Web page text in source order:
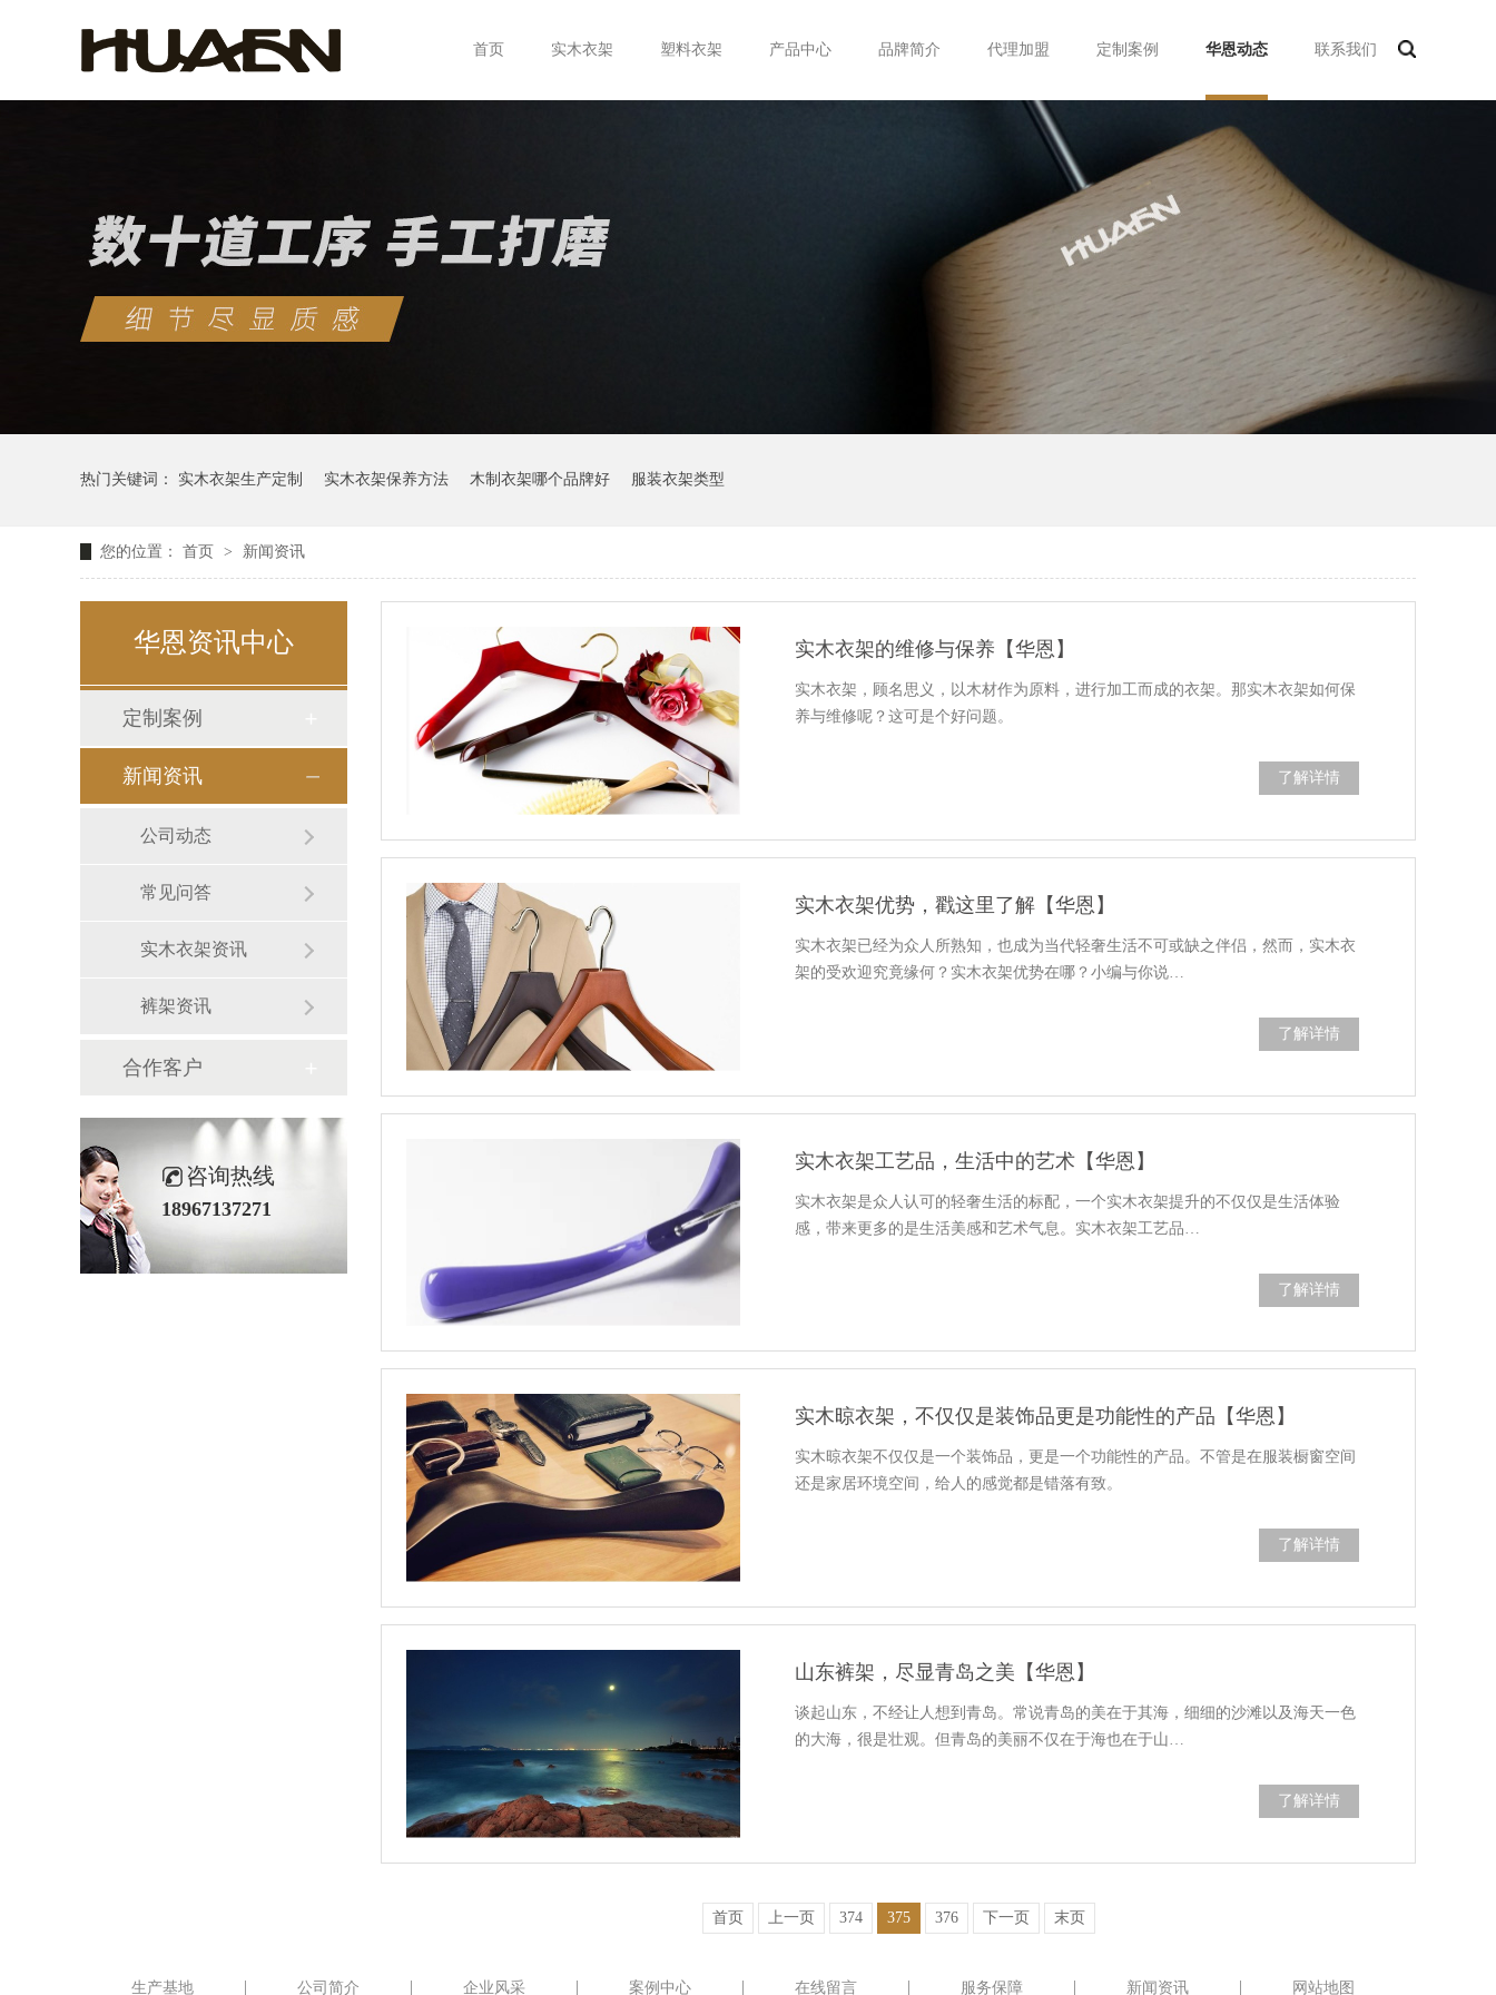
首页 实木衣架 塑料衣架 产品中心 品牌简介 代理加盟 定制案例 华恩动态 联系我们
热门关键词： 实木衣架生产定制 实木衣架保养方法 木制衣架哪个品牌好 服装衣架类型
您的位置： 首页 > 新闻资讯
华恩资讯中心
定制案例
新闻资讯
公司动态
常见问答
实木衣架资讯
裤架资讯
合作客户
咨询热线
18967137271
实木衣架的维修与保养【华恩】
实木衣架，顾名思义，以木材作为原料，进行加工而成的衣架。那实木衣架如何保
养与维修呢？这可是个好问题。
了解详情
实木衣架优势，戳这里了解【华恩】
实木衣架已经为众人所熟知，也成为当代轻奢生活不可或缺之伴侣，然而，实木衣
架的受欢迎究竟缘何？实木衣架优势在哪？小编与你说…
了解详情
实木衣架工艺品，生活中的艺术【华恩】
实木衣架是众人认可的轻奢生活的标配，一个实木衣架提升的不仅仅是生活体验
感，带来更多的是生活美感和艺术气息。实木衣架工艺品…
了解详情
实木晾衣架，不仅仅是装饰品更是功能性的产品【华恩】
实木晾衣架不仅仅是一个装饰品，更是一个功能性的产品。不管是在服装橱窗空间
还是家居环境空间，给人的感觉都是错落有致。
了解详情
山东裤架，尽显青岛之美【华恩】
谈起山东，不经让人想到青岛。常说青岛的美在于其海，细细的沙滩以及海天一色
的大海，很是壮观。但青岛的美丽不仅在于海也在于山…
了解详情
首页 上一页 374 375 376 下一页 末页
生产基地 公司简介 企业风采 案例中心 在线留言 服务保障 新闻资讯 网站地图